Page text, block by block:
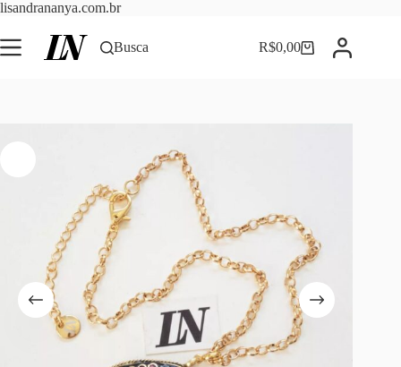
lisandrananya.com.brPular
o
conteúdo
Busca Carrinho
R$0,00